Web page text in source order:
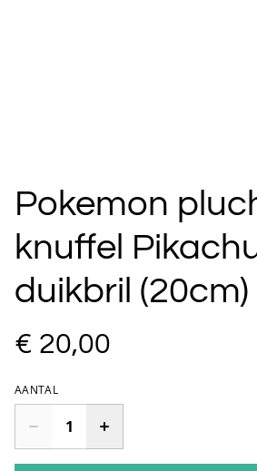
Pokemon
knuffel
duikbril (20cm)
€ 20,00
AANTAL